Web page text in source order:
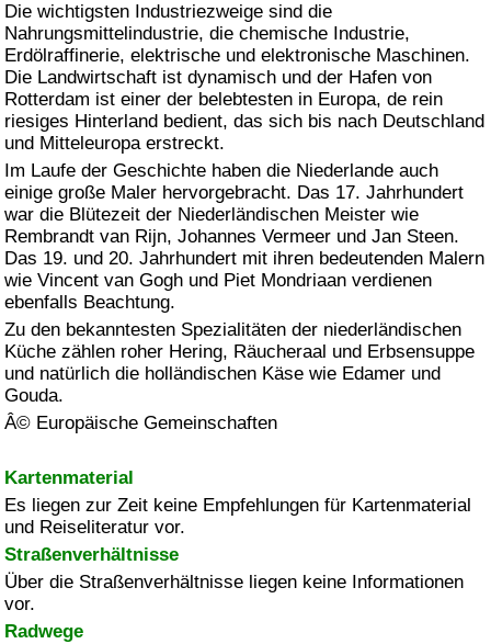
Die wichtigsten Industriezweige sind die
Nahrungsmittelindustrie, die chemische Industrie,
Erdölraffinerie, elektrische und elektronische Maschinen.
Die Landwirtschaft ist dynamisch und der Hafen von
Rotterdam ist einer der belebtesten in Europa, de rein
riesiges Hinterland bedient, das sich bis nach Deutschland
und Mitteleuropa erstreckt.
Im Laufe der Geschichte haben die Niederlande auch
einige große Maler hervorgebracht. Das 17. Jahrhundert
war die Blütezeit der Niederländischen Meister wie
Rembrandt van Rijn, Johannes Vermeer und Jan Steen.
Das 19. und 20. Jahrhundert mit ihren bedeutenden Malern
wie Vincent van Gogh und Piet Mondriaan verdienen
ebenfalls Beachtung.
Zu den bekanntesten Spezialitäten der niederländischen
Küche zählen roher Hering, Räucheraal und Erbsensuppe
und natürlich die holländischen Käse wie Edamer und
Gouda.
Â© Europäische Gemeinschaften
Kartenmaterial
Es liegen zur Zeit keine Empfehlungen für Kartenmaterial
und Reiseliteratur vor.
Straßenverhältnisse
Über die Straßenverhältnisse liegen keine Informationen
vor.
Radwege